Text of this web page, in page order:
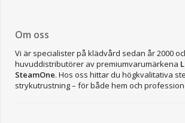
Om oss
Vi är specialister på klädvård sedan år 2000
huvuddistributörer av premiumvarumärkena
SteamOne. Hos oss hittar du högkvalitativa
strykutrustning – för både hem och